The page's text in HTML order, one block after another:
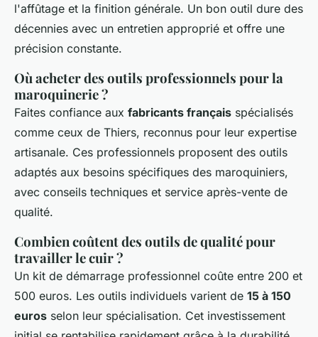
l'affûtage et la finition générale. Un bon outil dure des
décennies avec un entretien approprié et offre une
précision constante.
Où acheter des outils professionnels pour la
maroquinerie ?
Faites confiance aux fabricants français spécialisés
comme ceux de Thiers, reconnus pour leur expertise
artisanale. Ces professionnels proposent des outils
adaptés aux besoins spécifiques des maroquiniers,
avec conseils techniques et service après-vente de
qualité.
Combien coûtent des outils de qualité pour
travailler le cuir ?
Un kit de démarrage professionnel coûte entre 200 et
500 euros. Les outils individuels varient de 15 à 150
euros selon leur spécialisation. Cet investissement